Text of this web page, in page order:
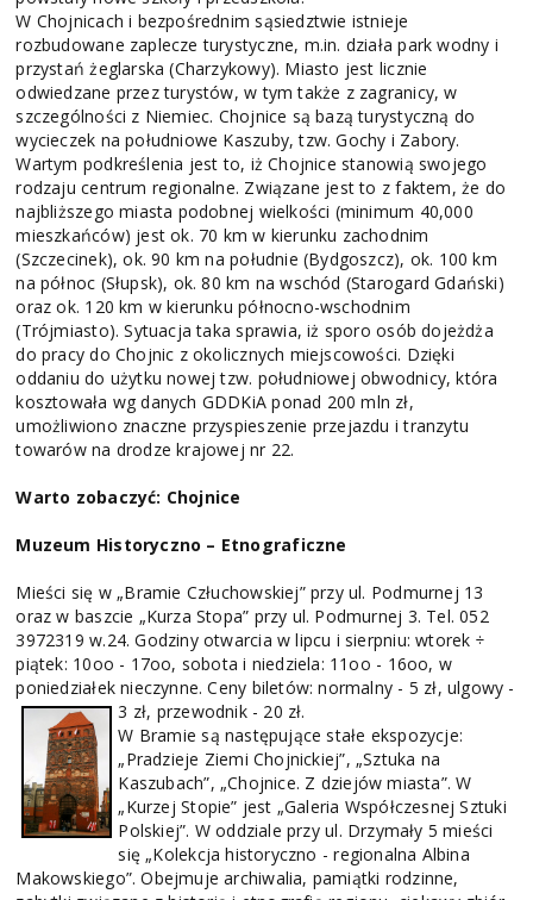
W Chojnicach i bezpośrednim sąsiedztwie istnieje
rozbudowane zaplecze turystyczne, m.in. działa park wodny i
przystań żeglarska (Charzykowy). Miasto jest licznie
odwiedzane przez turystów, w tym także z zagranicy, w
szczególności z Niemiec. Chojnice są bazą turystyczną do
wycieczek na południowe Kaszuby, tzw. Gochy i Zabory.
Wartym podkreślenia jest to, iż Chojnice stanowią swojego
rodzaju centrum regionalne. Związane jest to z faktem, że do
najbliższego miasta podobnej wielkości (minimum 40,000
mieszkańców) jest ok. 70 km w kierunku zachodnim
(Szczecinek), ok. 90 km na południe (Bydgoszcz), ok. 100 km
na północ (Słupsk), ok. 80 km na wschód (Starogard Gdański)
oraz ok. 120 km w kierunku północno-wschodnim
(Trójmiasto). Sytuacja taka sprawia, iż sporo osób dojeżdża
do pracy do Chojnic z okolicznych miejscowości. Dzięki
oddaniu do użytku nowej tzw. południowej obwodnicy, która
kosztowała wg danych GDDKiA ponad 200 mln zł,
umożliwiono znaczne przyspieszenie przejazdu i tranzytu
towarów na drodze krajowej nr 22.
Warto zobaczyć: Chojnice
Muzeum Historyczno – Etnograficzne
Mieści się w „Bramie Człuchowskiej” przy ul. Podmurnej 13
oraz w baszcie „Kurza Stopa” przy ul. Podmurnej 3. Tel. 052
3972319 w.24. Godziny otwarcia w lipcu i sierpniu: wtorek ÷
piątek: 10oo - 17oo, sobota i niedziela: 11oo - 16oo, w
poniedziałek nieczynne. Ceny biletów: normalny - 5 zł, ulgowy -
3 zł, przewodnik - 20 zł.
W Bramie są następujące stałe ekspozycje:
„Pradzieje Ziemi Chojnickiej”, „Sztuka na
Kaszubach”, „Chojnice. Z dziejów miasta”. W
„Kurzej Stopie” jest „Galeria Współczesnej Sztuki
Polskiej”. W oddziale przy ul. Drzymały 5 mieści
się „Kolekcja historyczno - regionalna Albina
Makowskiego”. Obejmuje archiwalia, pamiątki rodzinne,